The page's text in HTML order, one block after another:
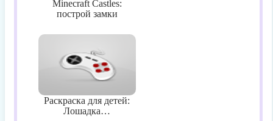
Minecraft Castles:
построй замки
Раскраска для детей:
Лошадка…